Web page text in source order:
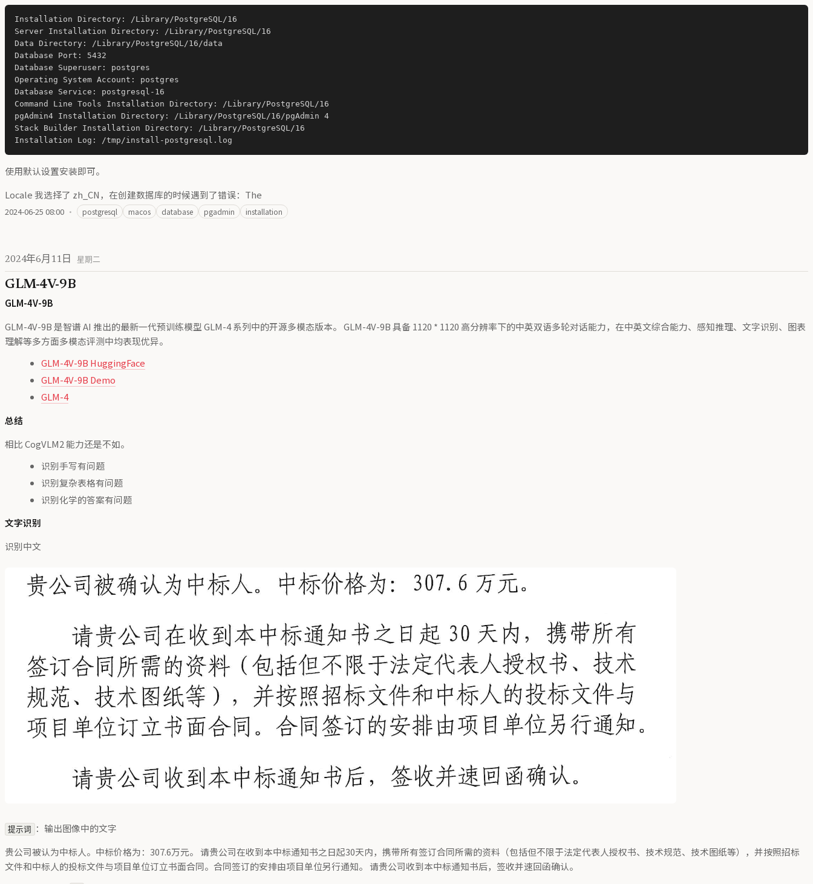
Installation Directory: /Library/PostgreSQL/16
Server Installation Directory: /Library/PostgreSQL/16
Data Directory: /Library/PostgreSQL/16/data
Database Port: 5432
Database Superuser: postgres
Operating System Account: postgres
Database Service: postgresql-16
Command Line Tools Installation Directory: /Library/PostgreSQL/16
pgAdmin4 Installation Directory: /Library/PostgreSQL/16/pgAdmin 4
Stack Builder Installation Directory: /Library/PostgreSQL/16
使用默认设置安装即可。
Locale 我选择了 zh_CN，在创建数据库的时候遇到了错误：The
2024-06-25 08:00 · postgresql macos database pgadmin installation
2024年6月11日 星期二
GLM-4V-9B
GLM-4V-9B
GLM-4V-9B 是智谱 AI 推出的最新一代预训练模型 GLM-4 系列中的开源多模态版本。 GLM-4V-9B 具备 1120 * 1120 高分辨率下的中英双语多轮对话能力，在中英文综合能力、感知推理、文字识别、图表
理解等多方面多模态评测中均表现优异。
GLM-4V-9B HuggingFace
GLM-4V-9B Demo
GLM-4
总结
相比 CogVLM2 能力还是不如。
识别手写有问题
识别复杂表格有问题
识别化学的答案有问题
文字识别
识别中文
提示词
：输出图像中的文字
贵公司被认为中标人。中标价格为：307.6万元。 请贵公司在收到本中标通知书之日起30天内，携带所有签订合同所需的资料（包括但不限于法定代表人授权书、技术规范、技术图纸等），并按照招标
文件和中标人的投标文件与项目单位订立书面合同。合同签订的安排由项目单位另行通知。 请贵公司收到本中标通知书后，签收并速回函确认。